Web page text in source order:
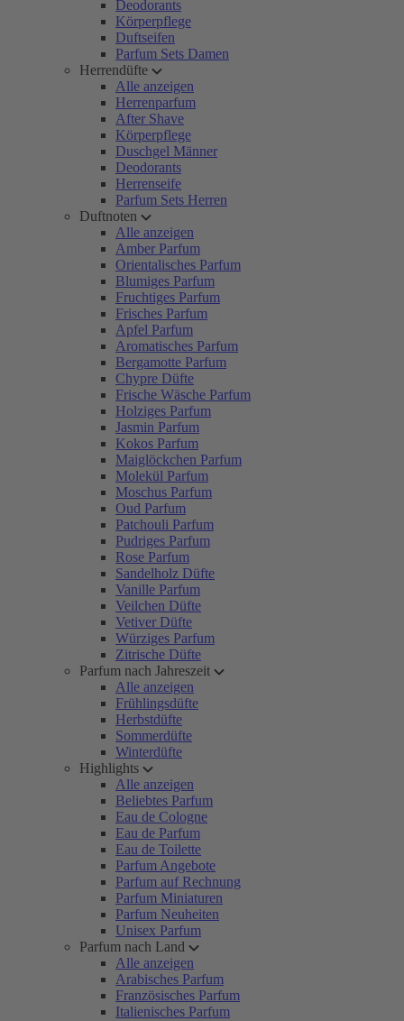
Deodorants
Körperpflege
Duftseifen
Parfum Sets Damen
Herrendüfte
Alle anzeigen
Herrenparfum
After Shave
Körperpflege
Duschgel Männer
Deodorants
Herrenseife
Parfum Sets Herren
Duftnoten
Alle anzeigen
Amber Parfum
Orientalisches Parfum
Blumiges Parfum
Fruchtiges Parfum
Frisches Parfum
Apfel Parfum
Aromatisches Parfum
Bergamotte Parfum
Chypre Düfte
Frische Wäsche Parfum
Holziges Parfum
Jasmin Parfum
Kokos Parfum
Maiglöckchen Parfum
Molekül Parfum
Moschus Parfum
Oud Parfum
Patchouli Parfum
Pudriges Parfum
Rose Parfum
Sandelholz Düfte
Vanille Parfum
Veilchen Düfte
Vetiver Düfte
Würziges Parfum
Zitrische Düfte
Parfum nach Jahreszeit
Alle anzeigen
Frühlingsdüfte
Herbstdüfte
Sommerdüfte
Winterdüfte
Highlights
Alle anzeigen
Beliebtes Parfum
Eau de Cologne
Eau de Parfum
Eau de Toilette
Parfum Angebote
Parfum auf Rechnung
Parfum Miniaturen
Parfum Neuheiten
Unisex Parfum
Parfum nach Land
Alle anzeigen
Arabisches Parfum
Französisches Parfum
Italienisches Parfum